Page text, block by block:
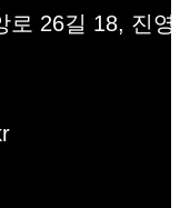
로 26길 18, 진영